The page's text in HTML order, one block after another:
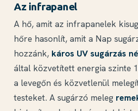
Az infrapanel
A hő, amit az infrapanelek
hőre hasonlít, amit a Nap
hozzánk, káros UV sugárzás
által közvetített energia szinte
a levegőn és közvetlenül
testeket. A sugárzó meleg